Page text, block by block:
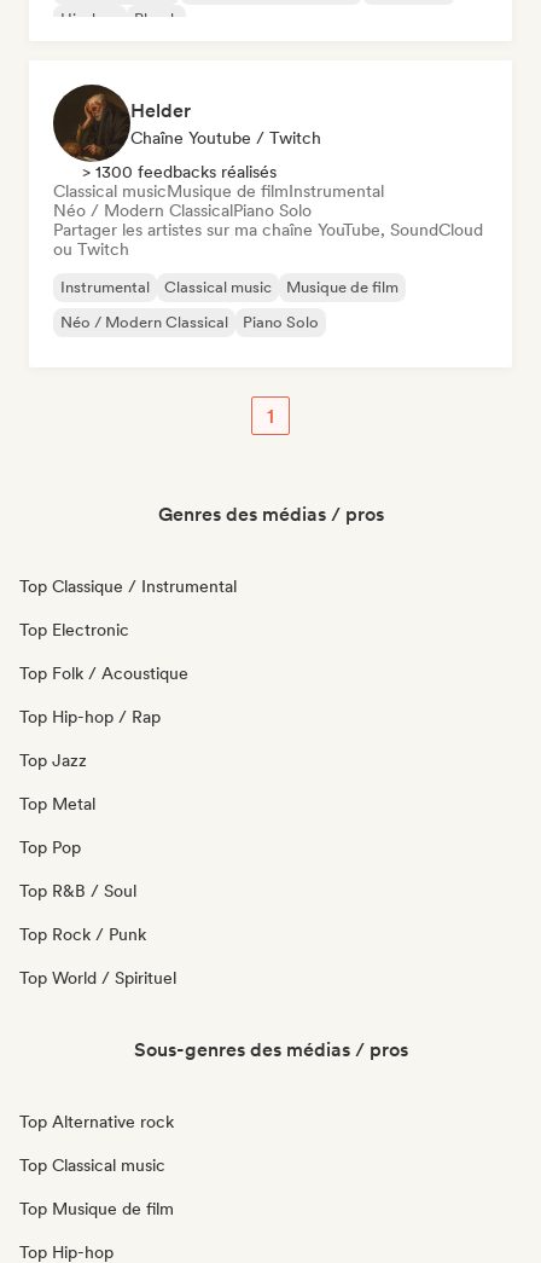
Hip-hop Phonk
Helder
Chaîne Youtube / Twitch
> 1300 feedbacks réalisés
Classical musicMusique de filmInstrumental
Néo / Modern ClassicalPiano Solo
Partager les artistes sur ma chaîne YouTube, SoundCloud
ou Twitch
Instrumental Classical music
Musique de film
Néo / Modern Classical
Piano Solo
1
Genres des médias / pros
Top Classique / Instrumental
Top Electronic
Top Folk / Acoustique
Top Hip-hop / Rap
Top Jazz
Top Metal
Top Pop
Top R&B / Soul
Top Rock / Punk
Top World / Spirituel
Sous-genres des médias / pros
Top Alternative rock
Top Classical music
Top Musique de film
Top Hip-hop